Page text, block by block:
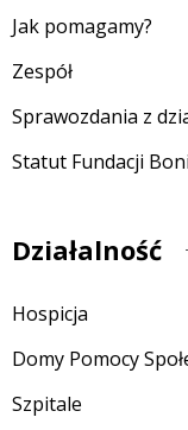
Jak pomagamy?
Zespół
Sprawozdania z
Statut Fundacji
Działalność
Hospicja
Domy Pomocy
Szpitale